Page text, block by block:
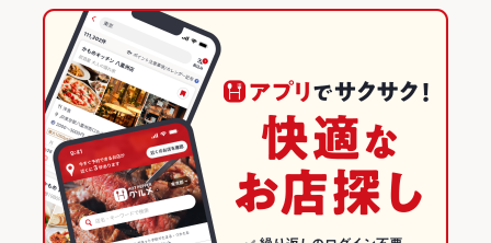
利用可
飲み放題 あり ：飲み放題付きコースは5500円(税込)～
食べ放題 なし ：食べ放題メニューのご用意はございません。
焼酎充実、日本酒充実
お子様連れ お子様連れOK ：離乳食持ち込み・ベビーカー入店OK
東京 × 和風
渋谷のグルメランキング
渋谷の居酒屋ランキング
神泉のグルメランキング
神泉の居酒屋ランキング